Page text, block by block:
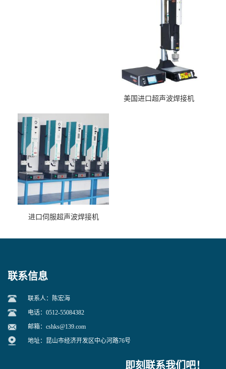
美国进口超声波焊接机
进口伺服超声波焊接机
联系信息
联系人：陈宏海
电话：0512-55084382
邮箱： cshks@139.com
地址：昆山市经济开发区中心河路76号
即刻联系我们吧！